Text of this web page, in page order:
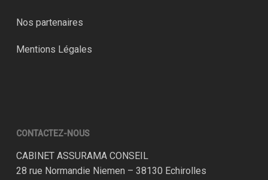
Nos partenaires
Mentions Légales
CONTACTEZ-NOUS
CABINET ASSURAMA CONSEIL
28 rue Normandie Niemen – 38130 Echirolles